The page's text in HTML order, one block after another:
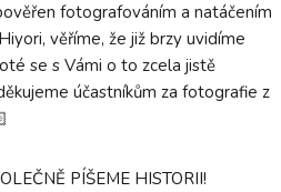
fotografováním a natáčením
věříme, že již brzy uvidíme
se s Vámi o to zcela jistě
účastníkům za fotografie z
PÍŠEME HISTORII!